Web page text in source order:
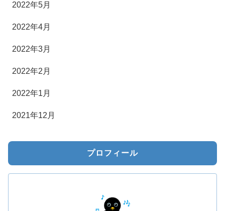
2022年5月
2022年4月
2022年3月
2022年2月
2022年1月
2021年12月
プロフィール